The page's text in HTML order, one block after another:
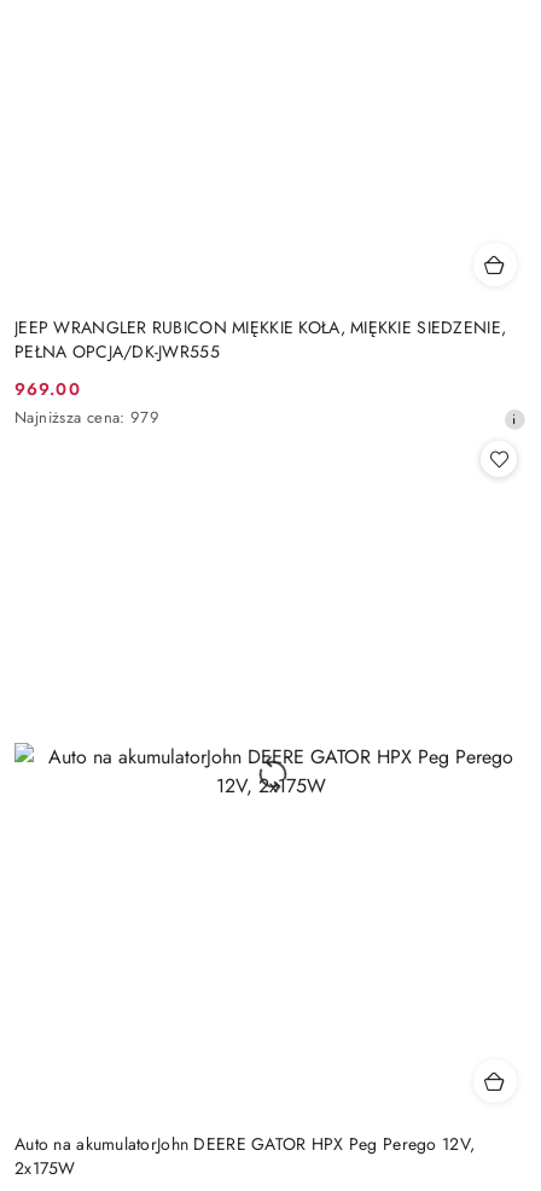
JEEP WRANGLER RUBICON MIĘKKIE KOŁA, MIĘKKIE SIEDZENIE,
PEŁNA OPCJA/DK-JWR555
Cena
promocyjna:
969.00
Najniższa
Najniższa cena: 979
Auto na akumulatorJohn DEERE GATOR HPX Peg Perego 12V,
2x175W